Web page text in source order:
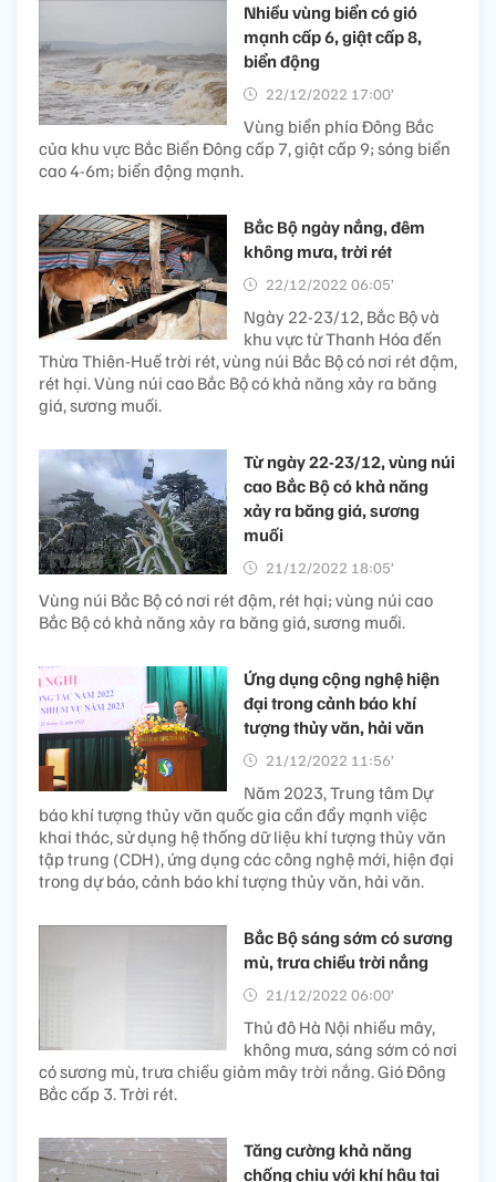
Nhiều vùng biển có gió
mạnh cấp 6, giật cấp 8,
biển động
22/12/2022 17:00’
Vùng biển phía Đông Bắc
của khu vực Bắc Biển Đông cấp 7, giật cấp 9; sóng biển
cao 4-6m; biển động mạnh.
Bắc Bộ ngày nắng, đêm
không mưa, trời rét
22/12/2022 06:05’
Ngày 22-23/12, Bắc Bộ và
khu vực từ Thanh Hóa đến
Thừa Thiên-Huế trời rét, vùng núi Bắc Bộ có nơi rét đậm,
rét hại. Vùng núi cao Bắc Bộ có khả năng xảy ra băng
giá, sương muối.
Từ ngày 22-23/12, vùng núi
cao Bắc Bộ có khả năng
xảy ra băng giá, sương
muối
21/12/2022 18:05’
Vùng núi Bắc Bộ có nơi rét đậm, rét hại; vùng núi cao
Bắc Bộ có khả năng xảy ra băng giá, sương muối.
Ứng dụng cộng nghệ hiện
đại trong cảnh báo khí
tượng thủy văn, hải văn
21/12/2022 11:56’
Năm 2023, Trung tâm Dự
báo khí tượng thủy văn quốc gia cần đẩy mạnh việc
khai thác, sử dụng hệ thống dữ liệu khí tượng thủy văn
tập trung (CDH), ứng dụng các công nghệ mới, hiện đại
trong dự báo, cảnh báo khí tượng thủy văn, hải văn.
Bắc Bộ sáng sớm có sương
mù, trưa chiều trời nắng
21/12/2022 06:00’
Thủ đô Hà Nội nhiều mây,
không mưa, sáng sớm có nơi
có sương mù, trưa chiều giảm mây trời nắng. Gió Đông
Bắc cấp 3. Trời rét.
Tăng cường khả năng
chống chịu với khí hậu tại